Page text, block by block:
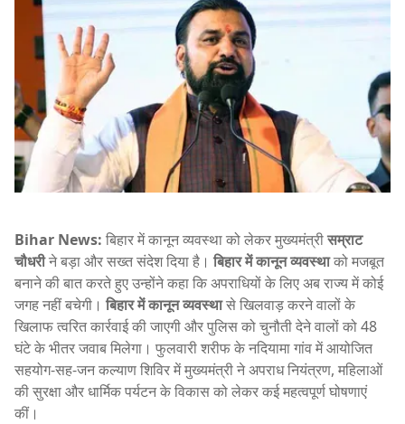
Bihar News: बिहार में कानून व्यवस्था को लेकर मुख्यमंत्रीसम्राट
चौधरीने बड़ा और सख्त संदेश दिया है।बिहार में कानून व्यवस्थाको मजबूत
बनाने की बात करते हुए उन्होंने कहा कि अपराधियों के लिए अब राज्य में कोई
जगह नहीं बचेगी।बिहार में कानून व्यवस्थासे खिलवाड़ करने वालों के
खिलाफ त्वरित कार्रवाई की जाएगी और पुलिस को चुनौती देने वालों को 48
घंटे के भीतर जवाब मिलेगा। फुलवारी शरीफ के नदियामा गांव में आयोजित
सहयोग-सह-जन कल्याण शिविर में मुख्यमंत्री ने अपराध नियंत्रण, महिलाओं
की सुरक्षा और धार्मिक पर्यटन के विकास को लेकर कई महत्वपूर्ण घोषणाएं
कीं।